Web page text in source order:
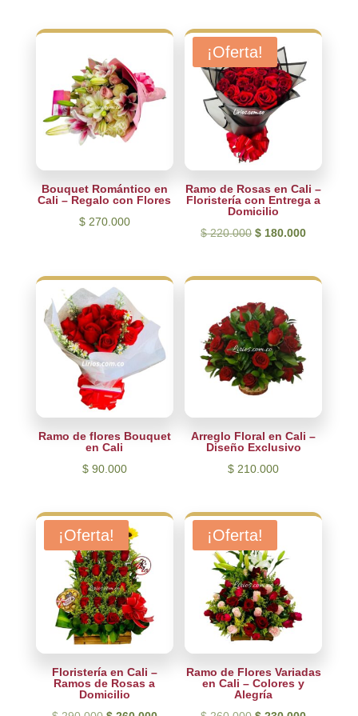
original
$ 330.000.
actual
$ 280.000.
Bouquet Romántico en
Cali – Regalo con Flores
$270.000
¡Oferta!
Ramo de Rosas en Cali –
Floristería con Entrega a
Domicilio
$220.000 El
original
$ 220.000.
$ 180.000El
actual
Ramo de flores Bouquet
en Cali
$90.000
Arreglo Floral en Cali –
Diseño Exclusivo
$ 210.000
¡Oferta!
Floristería en Cali –
Ramos de Rosas a
Domicilio
¡Oferta!
Ramo de Flores Variadas
en Cali – Colores y
Alegría